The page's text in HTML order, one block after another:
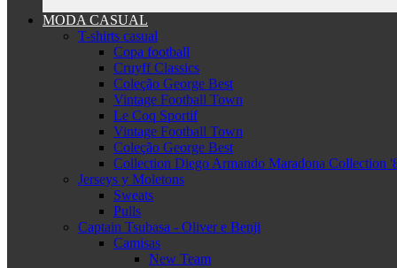
MODA CASUAL
T-shirts casual
Copa football
Cruyff Classics
Coleção George Best
Vintage Football Town
Le Coq Sportif
Vintage Football Town
Coleção George Best
Collection Diego Armando Maradona Collection
Jerseys y Moletons
Sweats
Pulls
Captain Tsubasa - Oliver e Benji
Camisas
New Team